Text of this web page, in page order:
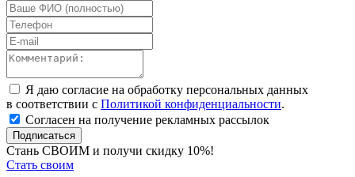
Я даю согласие на обработку персональных данных
в соответствии с Политикой конфиденциальности.
Согласен на получение рекламных рассылок
Подписаться
Стань СВОИМ и получи скидку 10%!
Стать своим